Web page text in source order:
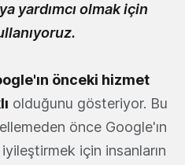
yardımcı olmak için
önceki hizmet
olduğunu gösteriyor. Bu
önce Google'ın
için insanların